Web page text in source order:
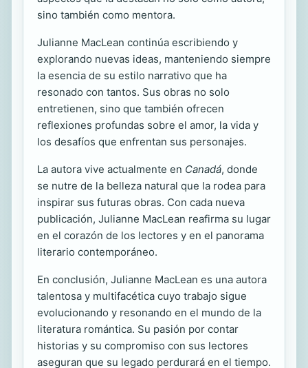
sino también como mentora.
Julianne MacLean continúa escribiendo y
explorando nuevas ideas, manteniendo siempre
la esencia de su estilo narrativo que ha
resonado con tantos. Sus obras no solo
entretienen, sino que también ofrecen
reflexiones profundas sobre el amor, la vida y
los desafíos que enfrentan sus personajes.
La autora vive actualmente en Canadá, donde
se nutre de la belleza natural que la rodea para
inspirar sus futuras obras. Con cada nueva
publicación, Julianne MacLean reafirma su lugar
en el corazón de los lectores y en el panorama
literario contemporáneo.
En conclusión, Julianne MacLean es una autora
talentosa y multifacética cuyo trabajo sigue
evolucionando y resonando en el mundo de la
literatura romántica. Su pasión por contar
historias y su compromiso con sus lectores
aseguran que su legado perdurará en el tiempo.